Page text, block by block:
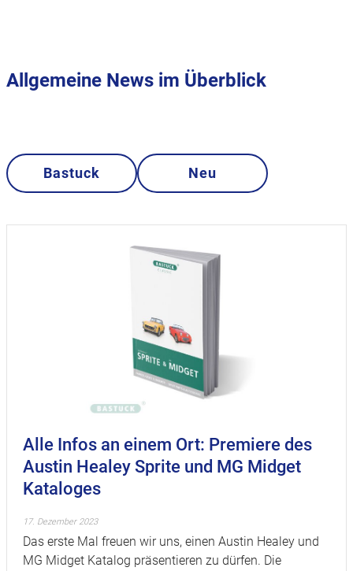
Allgemeine News im Überblick
Bastuck Neu
Alle Infos an einem Ort: Premiere des
Austin Healey Sprite und MG Midget
Kataloges
17. Dezember 2023
Das erste Mal freuen wir uns, einen Austin Healey und
MG Midget Katalog präsentieren zu dürfen. Die